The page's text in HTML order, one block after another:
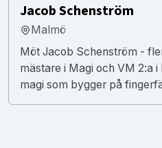
Jacob Schenström
Malmö
Möt Jacob Schenström -
mästare i Magi och VM 2:a
magi som bygger på